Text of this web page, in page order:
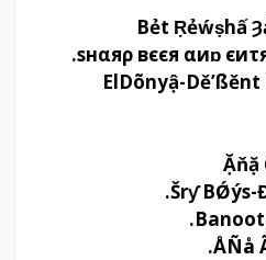
Bẻt Ṛẻẃṣhấ
sнαяρ вєєя αиɒ
ElDõnyậ-
Ặňặ
Šrƴ BǾýs-
ÅÑå